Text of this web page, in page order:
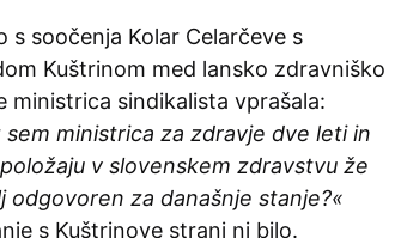
s soočenja Kolar Celarčeve s
Kuštrinom med lansko zdravniško
sindikalista vprašala:
ministrica za zdravje dve leti in
v slovenskem zdravstvu že
za današnje stanje?«
s Kuštrinove strani ni bilo.